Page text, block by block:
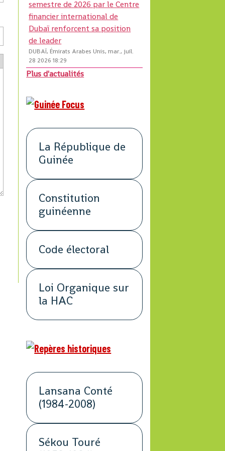
semestre de 2026 par le Centre
financier international de
Dubaï renforcent sa position
de leader
DUBAÏ, Émirats Arabes Unis, mar., juil.
28 2026 18:29
Plus d'actualités
La République de
Guinée
Constitution
guinéenne
Code électoral
Loi Organique sur
la HAC
Lansana Conté
(1984-2008)
Sékou Touré